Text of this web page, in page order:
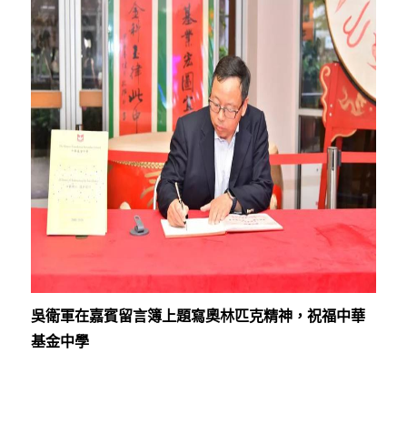
吳衛軍在嘉賓留言簿上題寫奧林匹克精神，祝福中華
基金中學